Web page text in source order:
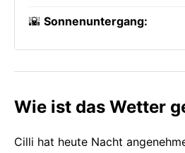
🌇 Sonnenuntergang:
Wie ist das Wetter
Cilli hat heute Nacht